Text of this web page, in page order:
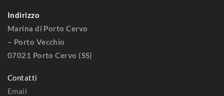
Indirizzo
Marina di Porto Cervo
– Porto Vecchio
07021 Porto Cervo (SS)
Contatti
Email